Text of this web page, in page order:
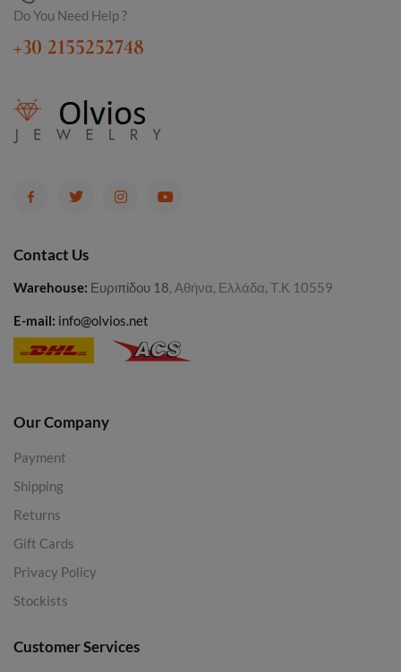
Do You Need Help ?
+30 2155252748
Contact Us
Warehouse: Ευριπίδου 18, Αθήνα, Ελλάδα, Τ.Κ 10559
E-mail: info@olvios.net
Our Company
Payment
Shipping
Returns
Gift Cards
Privacy Policy
Stockists
Customer Services